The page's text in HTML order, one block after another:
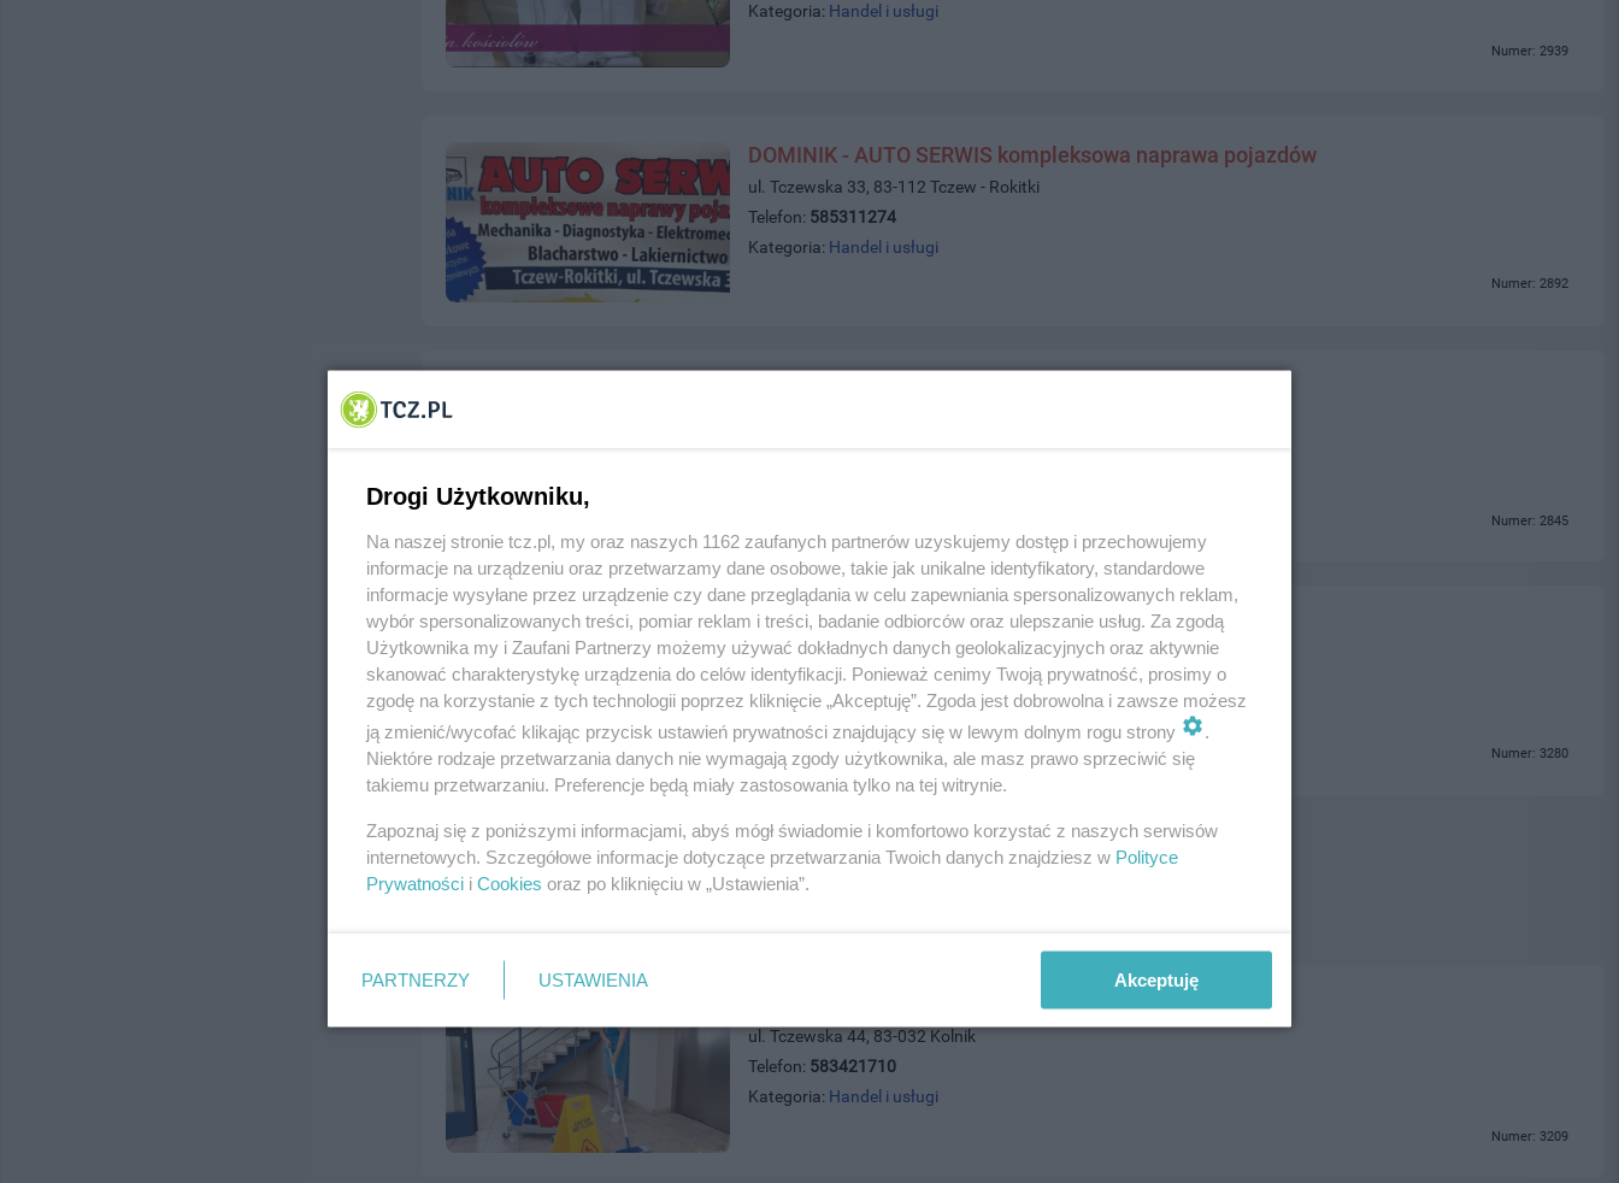
Kategoria: Handel i usługi
Numer: 2939
DOMINIK - AUTO SERWIS kompleksowa naprawa pojazdów
ul. Tczewska 33, 83-112 Tczew - Rokitki
Telefon: 585311274
Kategoria: Handel i usługi
Numer: 2892
Numer: 2845
Eden Dom Pogrzebowy - Usługi Pogrzebowe Tczew
ul. 30 Stycznia 10/2, 83-110 Tczew
Telefon:535437437
Kategoria:
Handel i usługi
Numer: 3280
ul. Tczewska 44, 83-032 Kolnik
Telefon: 583421710
Kategoria: Handel i usługi
Numer: 3209
Drogi Użytkowniku,
Na naszej stronie tcz.pl, my oraz naszych 1162 zaufanych partnerów uzyskujemy dostęp i przechowujemy
informacje na urządzeniu oraz przetwarzamy dane osobowe, takie jak unikalne identyfikatory, standardowe
informacje wysyłane przez urządzenie czy dane przeglądania w celu zapewniania spersonalizowanych reklam,
wybór spersonalizowanych treści, pomiar reklam i treści, badanie odbiorców oraz ulepszanie usług. Za zgodą
Użytkownika my i Zaufani Partnerzy możemy używać dokładnych danych geolokalizacyjnych oraz aktywnie
skanować charakterystykę urządzenia do celów identyfikacji. Ponieważ cenimy Twoją prywatność, prosimy o
zgodę na korzystanie z tych technologii poprzez kliknięcie „Akceptuję”. Zgoda jest dobrowolna i zawsze możesz
ją zmienić/wycofać klikając przycisk ustawień prywatności znajdujący się w lewym dolnym rogu strony
.
Niektóre rodzaje przetwarzania danych nie wymagają zgody użytkownika, ale masz prawo sprzeciwić się
takiemu przetwarzaniu. Preferencje będą miały zastosowania tylko na tej witrynie.
Zapoznaj się z poniższymi informacjami, abyś mógł świadomie i komfortowo korzystać z naszych serwisów
internetowych. Szczegółowe informacje dotyczące przetwarzania Twoich danych znajdziesz w Polityce
Prywatności i Cookies oraz po kliknięciu w „Ustawienia”.
PARTNERZY USTAWIENIA Akceptuję